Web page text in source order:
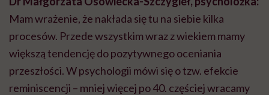
Mam wrażenie, że nakłada się tu na siebie kilka
procesów. Przede wszystkim wraz z wiekiem mamy
większą tendencję do pozytywnego oceniania
przeszłości. W psychologii mówi się o tzw. efekcie
reminiscencji – mniej więcej po 40. częściej wracamy